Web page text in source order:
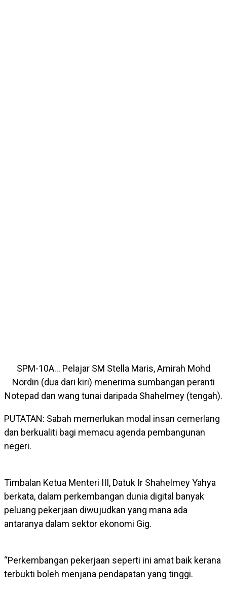
SPM-10A… Pelajar SM Stella Maris, Amirah Mohd
Nordin (dua dari kiri) menerima sumbangan peranti
Notepad dan wang tunai daripada Shahelmey (tengah).
PUTATAN: Sabah memerlukan modal insan cemerlang
dan berkualiti bagi memacu agenda pembangunan
negeri.
Timbalan Ketua Menteri III, Datuk Ir Shahelmey Yahya
berkata, dalam perkembangan dunia digital banyak
peluang pekerjaan diwujudkan yang mana ada
antaranya dalam sektor ekonomi Gig.
“Perkembangan pekerjaan seperti ini amat baik kerana
terbukti boleh menjana pendapatan yang tinggi.